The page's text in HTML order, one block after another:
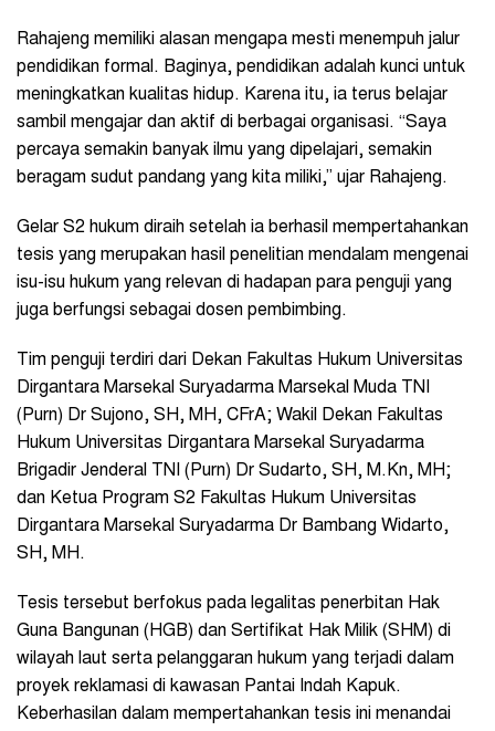
Rahajeng memiliki alasan mengapa mesti menempuh jalur
pendidikan formal. Baginya, pendidikan adalah kunci untuk
meningkatkan kualitas hidup. Karena itu, ia terus belajar
sambil mengajar dan aktif di berbagai organisasi. “Saya
percaya semakin banyak ilmu yang dipelajari, semakin
beragam sudut pandang yang kita miliki,” ujar Rahajeng.
Gelar S2 hukum diraih setelah ia berhasil mempertahankan
tesis yang merupakan hasil penelitian mendalam mengenai
isu-isu hukum yang relevan di hadapan para penguji yang
juga berfungsi sebagai dosen pembimbing.
Tim penguji terdiri dari Dekan Fakultas Hukum Universitas
Dirgantara Marsekal Suryadarma Marsekal Muda TNI
(Purn) Dr Sujono, SH, MH, CFrA; Wakil Dekan Fakultas
Hukum Universitas Dirgantara Marsekal Suryadarma
Brigadir Jenderal TNI (Purn) Dr Sudarto, SH, M.Kn, MH;
dan Ketua Program S2 Fakultas Hukum Universitas
Dirgantara Marsekal Suryadarma Dr Bambang Widarto,
SH, MH.
Tesis tersebut berfokus pada legalitas penerbitan Hak
Guna Bangunan (HGB) dan Sertifikat Hak Milik (SHM) di
wilayah laut serta pelanggaran hukum yang terjadi dalam
proyek reklamasi di kawasan Pantai Indah Kapuk.
Keberhasilan dalam mempertahankan tesis ini menandai